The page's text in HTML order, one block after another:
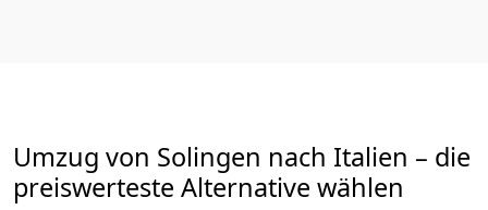
Umzug von Solingen nach Italien – die
preiswerteste Alternative wählen